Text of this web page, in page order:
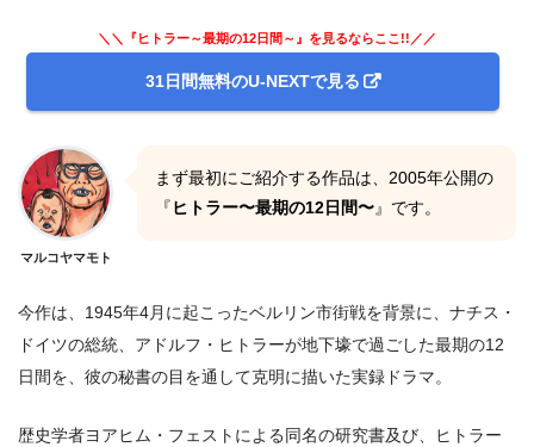
＼＼『ヒトラー～最期の12日間～』を見るならここ!!／／
31日間無料のU-NEXTで見る
マルコヤマモト
まず最初にご紹介する作品は、2005年公開の
『 ヒトラー〜最期の12日間〜 』です。
今作は、1945年4月に起こったベルリン市街戦を背景に、ナチス・
ドイツの総統、アドルフ・ヒトラーが地下壕で過ごした最期の12
日間を、彼の秘書の目を通して克明に描いた実録ドラマ。
歴史学者ヨアヒム・フェストによる同名の研究書及び、ヒトラー